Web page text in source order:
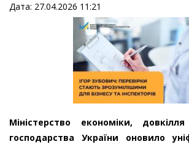
Дата: 27.04.2026 11:21
Міністерство економіки,
господарства України оновило